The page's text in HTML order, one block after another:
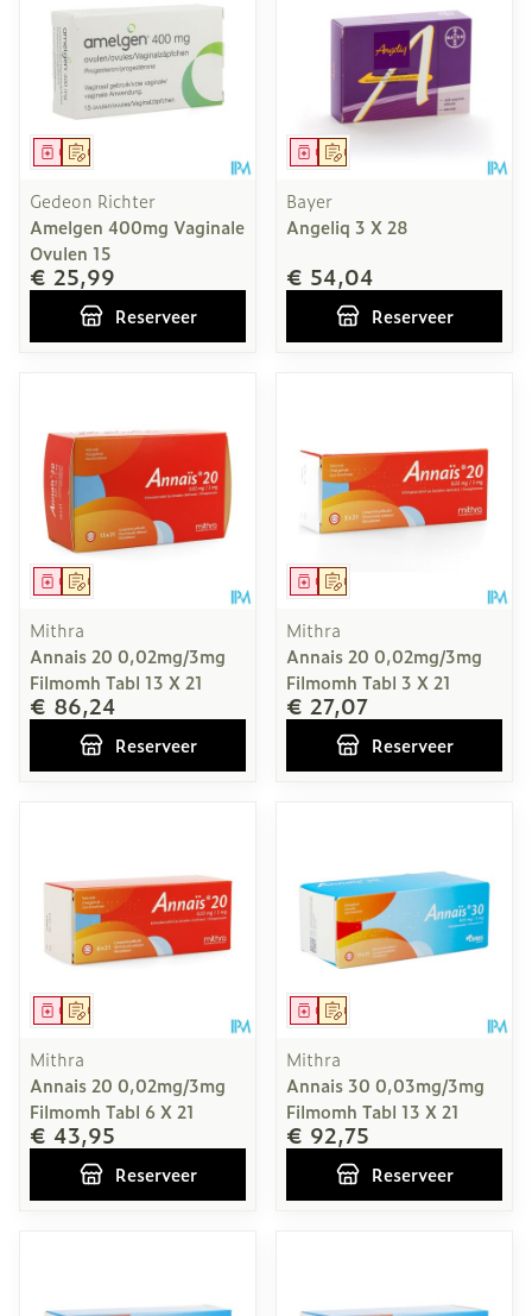
Op voorschrift
Geneesmiddel
Gedeon Richter
Amelgen 400mg Vaginale
Ovulen 15
€ 25,99
Reserveer
Op voorschrift
Geneesmiddel
Bayer
Angeliq 3 X 28
€ 54,04
Reserveer
Op voorschrift
Geneesmiddel
Mithra
Annais 20 0,02mg/3mg
Filmomh Tabl 13 X 21
€ 86,24
Reserveer
Op voorschrift
Geneesmiddel
Mithra
Annais 20 0,02mg/3mg
Filmomh Tabl 3 X 21
€ 27,07
Reserveer
Op voorschrift
Geneesmiddel
Mithra
Annais 20 0,02mg/3mg
Filmomh Tabl 6 X 21
€ 43,95
Reserveer
Op voorschrift
Geneesmiddel
Mithra
Annais 30 0,03mg/3mg
Filmomh Tabl 13 X 21
€ 92,75
Reserveer